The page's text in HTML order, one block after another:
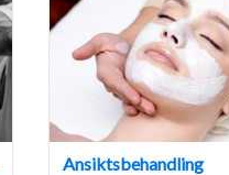
Ansiktsbehandling